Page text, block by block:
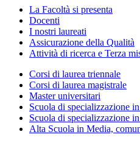
La Facoltà si presenta
Docenti
I nostri laureati
Assicurazione della Qualità
Attività di ricerca e Terza
Corsi di laurea triennale
Corsi di laurea magistrale
Master universitari
Scuola di specializzazione
Scuola di specializzazione
Alta Scuola in Media,